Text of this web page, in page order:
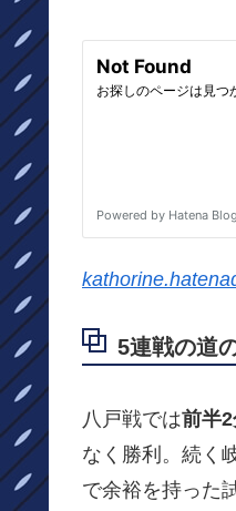
5連戦の道
八戸戦では前半
なく勝利。続く
で余裕を持った